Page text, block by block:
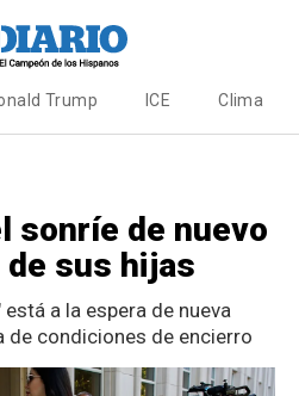
Trump ICE Clima
sonríe de nuevo
sus hijas
está a la espera de nueva
de condiciones de encierro